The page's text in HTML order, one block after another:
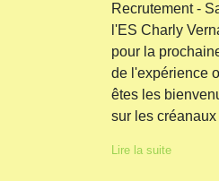
Recrutement -
l'ES Charly
pour la
de l'expérience
êtes les
sur les
Lire la suite